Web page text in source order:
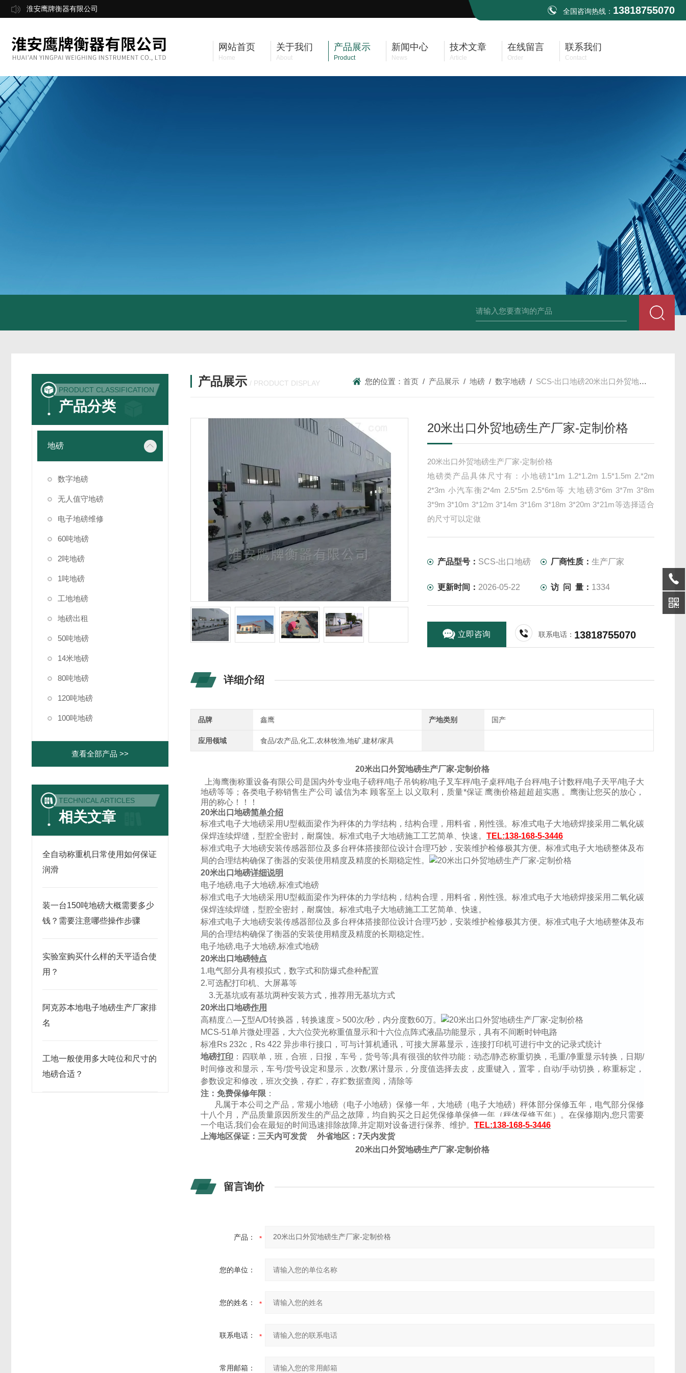
淮安鹰牌衡器有限公司 全国咨询热线： 13818755070
网站首页
Home
关于我们
About
产品展示
Product
新闻中心
News
技术文章
Article
在线留言
Order
联系我们
Contact
PRODUCT CLASSIFICATION
产品分类
地磅
数字地磅
无人值守地磅
电子地磅维修
60吨地磅
2吨地磅
1吨地磅
工地地磅
地磅出租
50吨地磅
14米地磅
80吨地磅
120吨地磅
100吨地磅
查看全部产品 >>
TECHNICAL ARTICLES
相关文章
全自动称重机日常使用如何保证
润滑
装一台150吨地磅大概需要多少
钱？需要注意哪些操作步骤
实验室购买什么样的天平适合使
用？
阿克苏本地电子地磅生产厂家排
名
工地一般使用多大吨位和尺寸的
地磅合适？
产品展示 / PRODUCT DISPLAY 您的位置：首页 / 产品展示 /地磅 /数字地磅 / SCS-出口地磅20米出口外贸地磅生产厂家-定制价格
20米出口外贸地磅生产厂家-定制价格
20米出口外贸地磅生产厂家-定制价格
地磅类产品具体尺寸有：小地磅1*1m 1.2*1.2m 1.5*1.5m 2.*2m
2*3m 小汽车衡2*4m 2.5*5m 2.5*6m等 大地磅3*6m 3*7m 3*8m
3*9m 3*10m 3*12m 3*14m 3*16m 3*18m 3*20m 3*21m等选择适合
的尺寸可以定做
产品型号： SCS-出口地磅 厂商性质：生产厂家
更新时间： 2026-05-22 访 问 量： 1334
立即咨询 联系电话： 13818755070
详细介绍
品牌 鑫鹰 产地类别 国产
应用领域 食品/农产品,化工,农林牧渔,地矿,建材/家具
20米出口外贸地磅生产厂家-定制价格
上海鹰衡称重设备有限公司是国内外专业电子磅秤/电子吊钩称/电子叉车秤/电子桌秤/电子台秤/电子计数秤/电子天平/电子大
地磅等等；各类电子称销售生产公司 诚信为本 顾客至上 以义取利，质量*保证 鹰衡价格超超超实惠 。鹰衡让您买的放心，
用的称心！！！
20米出口地磅简单介绍
标准式电子大地磅采用 U型截面梁作为秤体的力学结构，结构合理，用料省，刚性强。标准式电子大地磅焊接采用二氧化碳
保焊连续焊缝，型腔全密封，耐腐蚀。标准式电子大地磅施工工艺简单、快速。TEL:138-168-5-3446
标准式电子大地磅安装传感器部位及多台秤体搭接部位设计合理巧妙，安装维护检修极其方便。标准式电子大地磅整体及布
局的合理结构确保了衡器的安装使用精度及精度的长期稳定性。
20米出口地磅详细说明
电子地磅,电子大地磅,标准式地磅
标准式电子大地磅采用 U型截面梁作为秤体的力学结构，结构合理，用料省，刚性强。标准式电子大地磅焊接采用二氧化碳
保焊连续焊缝，型腔全密封，耐腐蚀。标准式电子大地磅施工工艺简单、快速。
标准式电子大地磅安装传感器部位及多台秤体搭接部位设计合理巧妙，安装维护检修极其方便。标准式电子大地磅整体及布
局的合理结构确保了衡器的安装使用精度及精度的长期稳定性。
电子地磅,电子大地磅,标准式地磅
20米出口地磅特点
1.电气部分具有模拟式，数字式和防爆式叁种配置
2.可选配打印机、大屏幕等
3.无基坑或有基坑两种安装方式，推荐用无基坑方式
20米出口地磅作用
高精度△—∑型A/D转换器，转换速度＞ 500次/秒，内分度数60万。
MCS-51单片微处理器，大六位荧光称重值显示和十六位点阵式液晶功能显示，具有不间断时钟电路
标准Rs 232c ， Rs 422 异步串行接口，可与计算机通讯，可接大屏幕显示，连接打印机可进行中文的记录式统计
地磅打印 ：四联单，班，合班，日报，车号，货号等;具有很强的软件功能：动态/静态称重切换，毛重/净重显示转换，日期/
时间修改和显示，车号/货号设定和显示，次数/累计显示，分度值选择去皮，皮重键入，置零，自动/手动切换，称重标定，
参数设定和修改，班次交换，存贮，存贮数据查阅，清除等
注：免费保修年限 ：
凡属于本公司之产品，常规小地磅（电子小地磅）保修一年，大地磅（电子大地磅）秤体部分保修五年，电气部分保修
十八个月，产品质量原因所发生的产品之故障，均自购买之日起凭保修单保修一年（秤体保修五年）。 在保修期内,您只需要
一个电话,我们会在最短的时间迅速排除故障,并定期对设备进行保养、维护。TEL:138-168-5-3446
上海地区保证：三天内可发货
外省地区：7天内发货
20米出口外贸地磅生产厂家-定制价格
留言询价
产品：
您的单位：
您的姓名：
联系电话：
常用邮箱：